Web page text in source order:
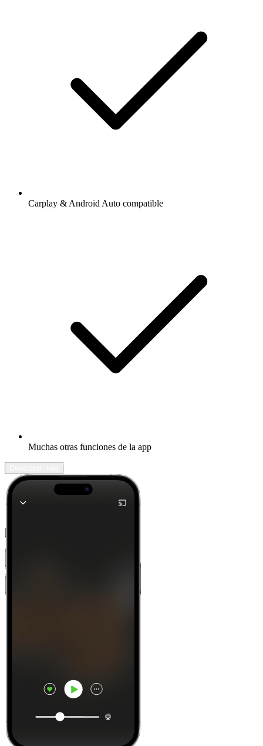
Carplay & Android Auto compatible
Muchas otras funciones de la app